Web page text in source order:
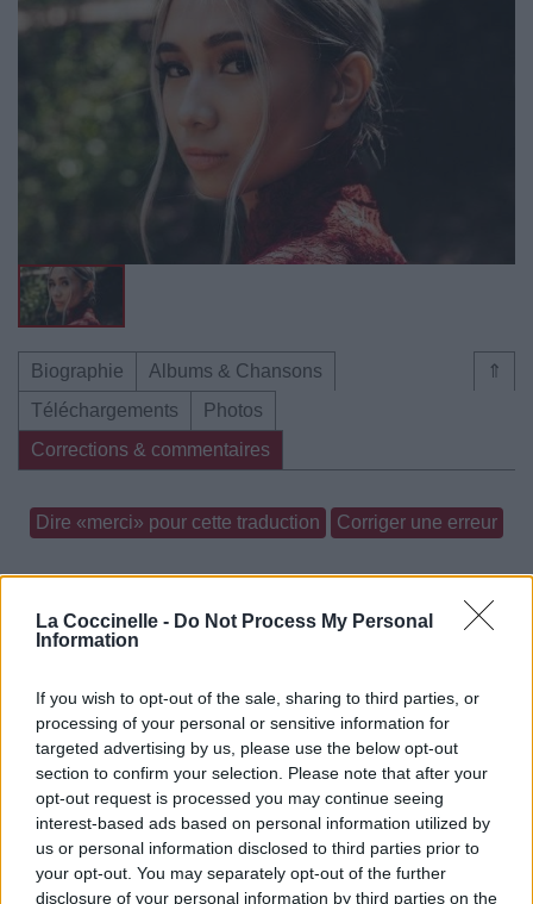
La Coccinelle - Do Not Process My Personal
Information
If you wish to opt-out of the sale, sharing to third parties, or
processing of your personal or sensitive information for
targeted advertising by us, please use the below opt-out
section to confirm your selection. Please note that after your
opt-out request is processed you may continue seeing
interest-based ads based on personal information utilized by
us or personal information disclosed to third parties prior to
your opt-out. You may separately opt-out of the further
disclosure of your personal information by third parties on the
⇑
Biographie
Albums & Chansons
Téléchargements
Photos
Corrections & commentaires
Dire «merci» pour cette traduction Corriger une erreur